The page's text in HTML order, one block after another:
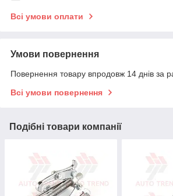
Всі умови оплати
Умови повернення
Повернення товару впродовж 14 днів за
Всі умови повернення
Подібні товари компанії